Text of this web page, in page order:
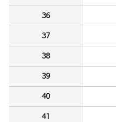
36
37
38
39
40
41